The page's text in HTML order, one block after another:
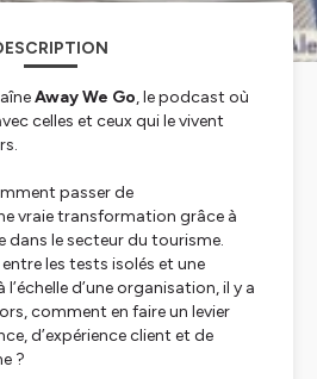
Away We Go, le podcast où
celles et ceux qui le vivent
passer de
vraie transformation grâce à
dans le secteur du tourisme.
les tests isolés et une
d’une organisation, il y a
comment en faire un levier
d’expérience client et de
?